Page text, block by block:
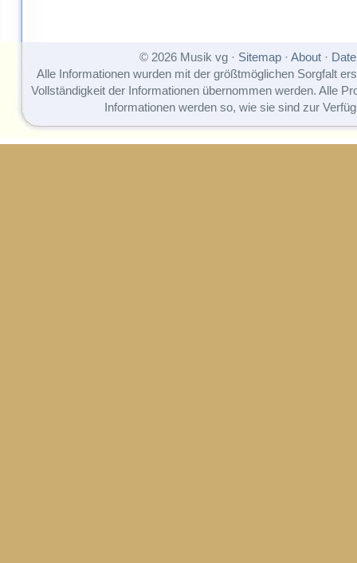
© 2026 Musik vg · Sitemap· About·
Alle Informationen wurden mit der größtmöglichen Sorgfalt
Vollständigkeit der Informationen übernommen werden. Alle
Informationen werden so, wie sie sind zur